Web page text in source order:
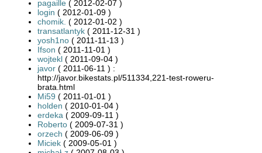
pagaille ( 2012-02-07 )
login ( 2012-01-09 )
chomik. ( 2012-01-02 )
transatlantyk ( 2011-12-31 )
yosh1no ( 2011-11-13 )
Ifson ( 2011-11-01 )
wojtekl ( 2011-09-04 )
javor ( 2011-06-11 ) :
http://javor.bikestats.pl/511334,221-test-roweru-
brata.html
Mi59 ( 2011-01-01 )
holden ( 2010-01-04 )
erdeka ( 2009-09-11 )
Roberto ( 2009-07-31 )
orzech ( 2009-06-09 )
Miciek ( 2009-05-01 )